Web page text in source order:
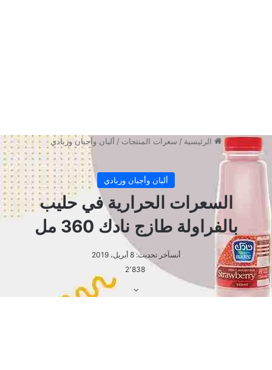
بنسبة 16%.
تتوزع سعرات الماكروز بالجرامات في تلك الكمية
ما بين كربوهيدرات بمقدار 24.4 جم، وبروتين
بمقدار 5.4 جم، ودهون بمقدار 5.8 جم.
وحدة، وكالسيوم بمقدار 220 ملجم.